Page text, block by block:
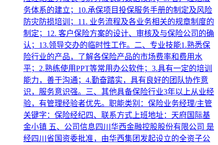
务体系的建立；10.承保项目投保服务手册的制定及风险
防灾防损培训；11. 业务流程及各业务相关的规章制度的
制定；12. 客户保险方案的设计、审核及与保险公司的确
认；13.领导交办的临时性工作。二、专业技能1.熟悉保
险行业的产品，了解各保险产品的市场费率和费用水
平；2.熟练使用PPT等常用办公软件；3.具有一定的培训
能力，善于沟通；4.勤奋踏实，具有良好的团队协作意
识，服务意识强。三、其他具备保险行业3年以上从业经
验，有管理经验者优先。职能类别：保险业务经理/主管
关键字：保险经纪四、联系方式上班地址：天府国际基
金小镇 五、公司信息四川华西金融控股股份有限公司 是
经四川省国资委批准，由华西集团发起设立的全资子公